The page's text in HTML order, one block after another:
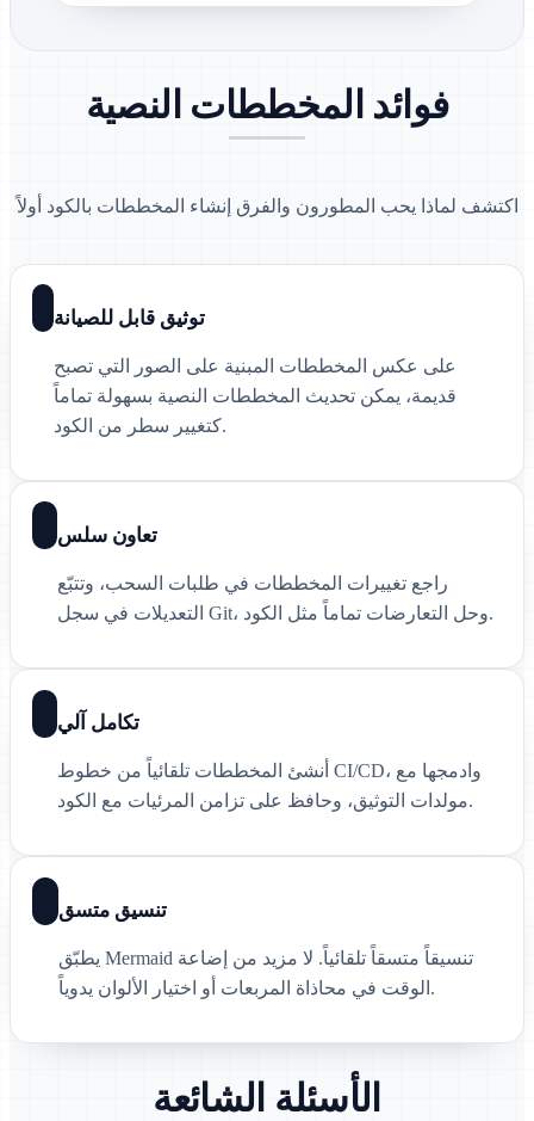
فوائد المخططات النصية
اكتشف لماذا يحب المطورون والفرق إنشاء المخططات بالكود أولاً
توثيق قابل للصيانة
على عكس المخططات المبنية على الصور التي تصبح
قديمة، يمكن تحديث المخططات النصية بسهولة تماماً
كتغيير سطر من الكود.
تعاون سلس
راجع تغييرات المخططات في طلبات السحب، وتتبّع
التعديلات في سجل Git، وحل التعارضات تماماً مثل الكود.
تكامل آلي
أنشئ المخططات تلقائياً من خطوط CI/CD، وادمجها مع
مولدات التوثيق، وحافظ على تزامن المرئيات مع الكود.
تنسيق متسق
يطبّق Mermaid تنسيقاً متسقاً تلقائياً. لا مزيد من إضاعة
الوقت في محاذاة المربعات أو اختيار الألوان يدوياً.
الأسئلة الشائعة